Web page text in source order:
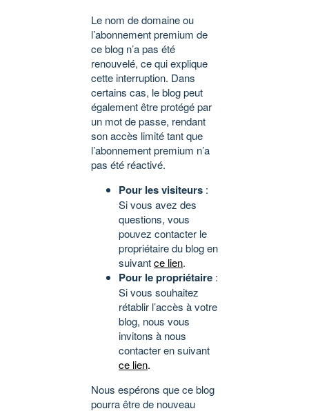
Le nom de domaine ou
l’abonnement premium de
ce blog n’a pas été
renouvelé, ce qui explique
cette interruption. Dans
certains cas, le blog peut
également être protégé par
un mot de passe, rendant
son accès limité tant que
l’abonnement premium n’a
pas été réactivé.
Pour les visiteurs :
Si vous avez des
questions, vous
pouvez contacter le
propriétaire du blog en
suivantce lien.
Pour le propriétaire :
Si vous souhaitez
rétablir l’accès à votre
blog, nous vous
invitons à nous
contacter en suivant
ce lien.
Nous espérons que ce blog
pourra être de nouveau